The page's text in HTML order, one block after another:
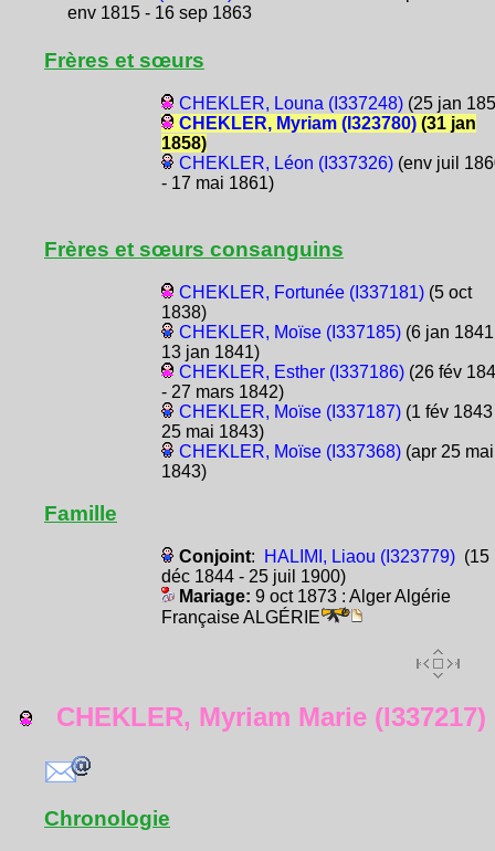
env 1815 - 16 sep 1863
Frères et sœurs
CHEKLER, Louna (I337248)(25 jan
CHEKLER, Myriam (I323780)(31 jan
1858)
CHEKLER, Léon (I337326)(env juil
- 17 mai 1861)
Frères et sœurs consanguins
CHEKLER, Fortunée (I337181)(5 oct
1838)
CHEKLER, Moïse (I337185)(6 jan
13 jan 1841)
CHEKLER, Esther (I337186)(26 fév
- 27 mars 1842)
CHEKLER, Moïse (I337187)(1 fév 1843
25 mai 1843)
CHEKLER, Moïse (I337368)(apr 25 mai
1843)
Famille
Conjoint: HALIMI, Liaou (I323779)(15
déc 1844 - 25 juil 1900)
Mariage: 9 oct 1873 : Alger Algérie
Française ALGÉRIE
CHEKLER, Myriam Marie (I337217)
Chronologie